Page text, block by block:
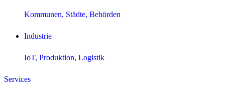
Kommunen, Städte, Behörden
Industrie
IoT, Produktion, Logistik
Services